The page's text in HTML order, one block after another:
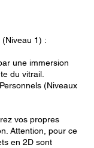
1) :
une immersion
du vitrail.
(Niveaux
vos propres
Attention, pour ce
en 2D sont